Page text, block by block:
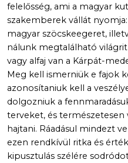
felelősség, ami a magyar
szakemberek vállát
magyar szöcskeegeret,
nálunk megtalálható
vagy alfaj van a Kárpát-
Meg kell ismerniük e fajok
azonosítaniuk kell a
dolgozniuk a
terveket, és
hajtani. Ráadásul mindezt
ezen rendkívül ritka és
kipusztulás szélére